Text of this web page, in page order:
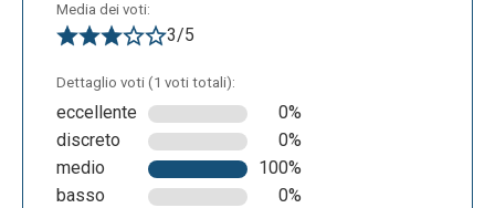
Media dei voti:
3/5
Dettaglio voti (1 voti totali):
eccellente
0%
discreto
0%
medio
100%
basso
0%